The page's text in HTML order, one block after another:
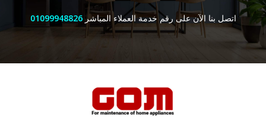
اتصل بنا الآن على رقم خدمة العملاء المباشر 01099948826